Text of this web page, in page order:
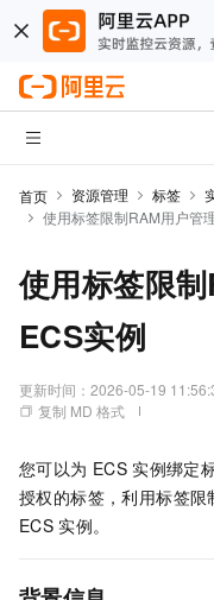
首页 资源管理 标签
使用标签限制RAM用户管
使用标签限
ECS实例
更新时间： 2026-05-19
复制 MD 格式
您可以为 ECS 实例绑定
授权的标签，利用标签限
ECS 实例。